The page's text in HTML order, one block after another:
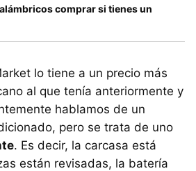
comprar si tienes un
lo tiene a un precio más
al que tenía anteriormente y
hablamos de un
pero se trata de uno
. Es decir, la carcasa está
están revisadas, la batería